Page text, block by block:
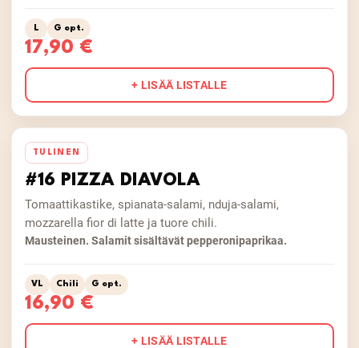
L G opt.
17,90 €
+ LISÄÄ LISTALLE
TULINEN
#16 PIZZA DIAVOLA
Tomaattikastike, spianata-salami, nduja-salami,
mozzarella fior di latte ja tuore chili.
Mausteinen. Salamit sisältävät pepperonipaprikaa.
VL Chili G opt.
16,90 €
+ LISÄÄ LISTALLE